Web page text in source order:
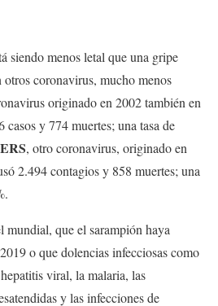
siendo menos letal que una gripe
coronavirus, mucho menos
originado en 2002 también en
y 774 muertes; una tasa de
, otro coronavirus, originado en
2.494 contagios y 858 muertes; una
mundial, que el sarampión haya
o que dolencias infecciosas como
viral, la malaria, las
y las infecciones de